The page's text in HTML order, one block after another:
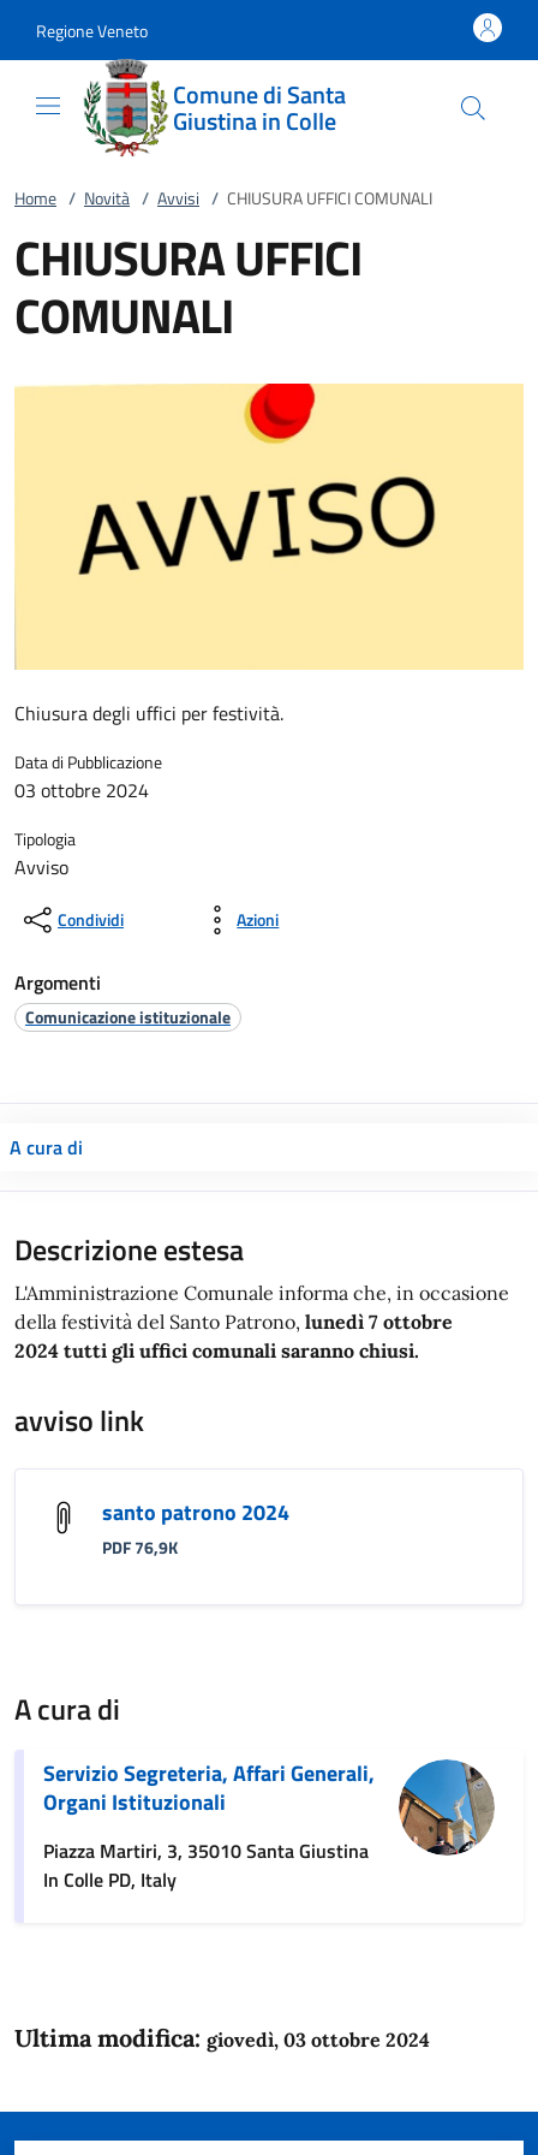
Regione Veneto
Comune di Santa
Giustina in Colle
Home / Novità / Avvisi / CHIUSURA UFFICI COMUNALI
CHIUSURA UFFICI
COMUNALI
Chiusura degli uffici per festività.
Data di Pubblicazione
03 ottobre 2024
Tipologia
Avviso
Condividi Azioni
Argomenti
Comunicazione istituzionale
A cura di
Descrizione estesa
L'Amministrazione Comunale informa che, in occasione
della festività del Santo Patrono, lunedì 7 ottobre
2024 tutti gli uffici comunali saranno chiusi.
avviso link
santo patrono 2024
PDF 76,9K
A cura di
Servizio Segreteria, Affari Generali,
Organi Istituzionali
Piazza Martiri, 3, 35010 Santa Giustina
In Colle PD, Italy
Ultima modifica: giovedì, 03 ottobre 2024